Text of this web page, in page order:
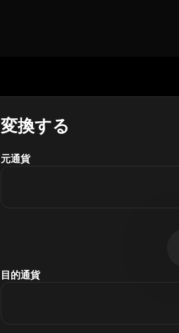
変換する
元通貨
目的通貨